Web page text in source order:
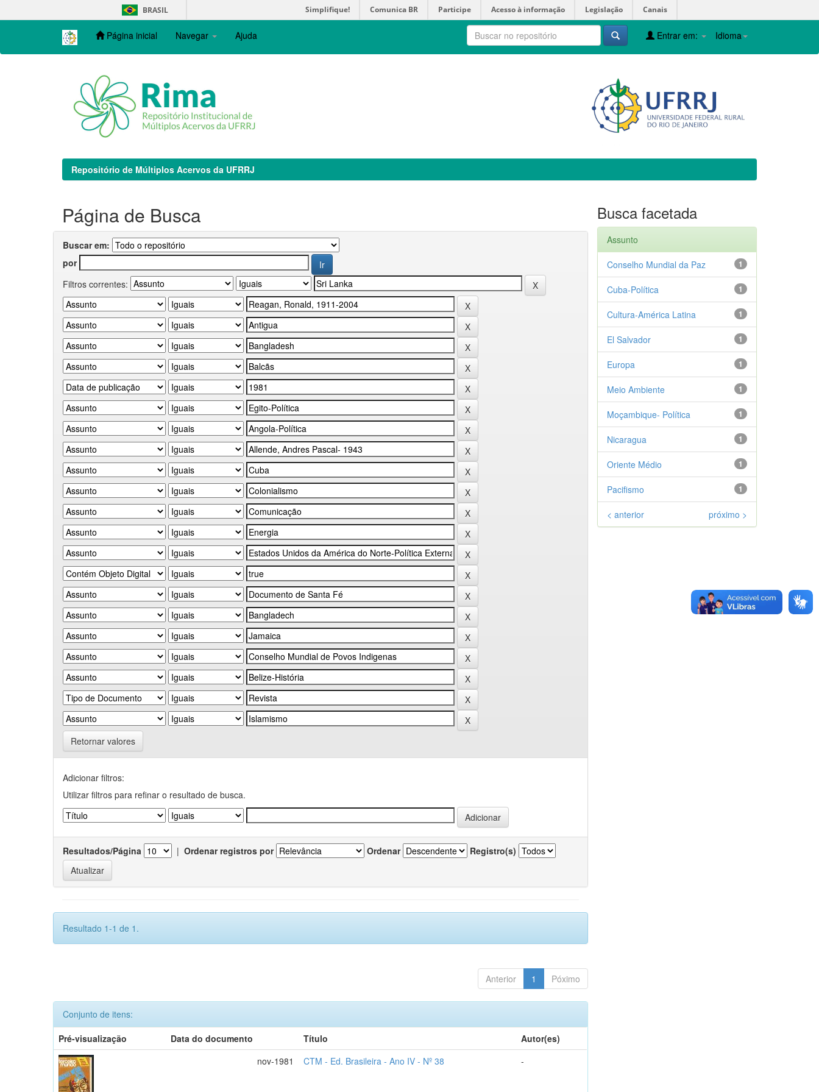
navigation
BRASIL Simplifique! Comunica BR Participe Acesso à informação Legislação Canais
Página inicial Navegar Ajuda Idioma
Entrar em:
Repositório de Múltiplos Acervos da UFRRJ
Página de Busca
Buscar em:
por
Filtros correntes:
Retornar valores
Adicionar filtros:
Utilizar filtros para refinar o resultado de busca.
Resultados/Página | Ordenar registros por Ordenar Registro(s)
Resultado 1-1 de 1.
Anterior 1 Póximo
Conjunto de itens:
Pré-visualização
Data do documento Título
Autor(es)
nov-1981
CTM - Ed. Brasileira - Ano IV - Nº 38 -
Busca facetada
Assunto
1
Conselho Mundial da Paz
1
Cuba-Política
1
Cultura-América Latina
1
El Salvador
1
Europa
1
Meio Ambiente
1
Moçambique- Política
1
Nicaragua
1
Oriente Médio
1
Pacifismo
< anterior próximo >